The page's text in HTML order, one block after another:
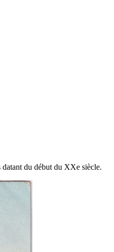
du début du XXe siècle.